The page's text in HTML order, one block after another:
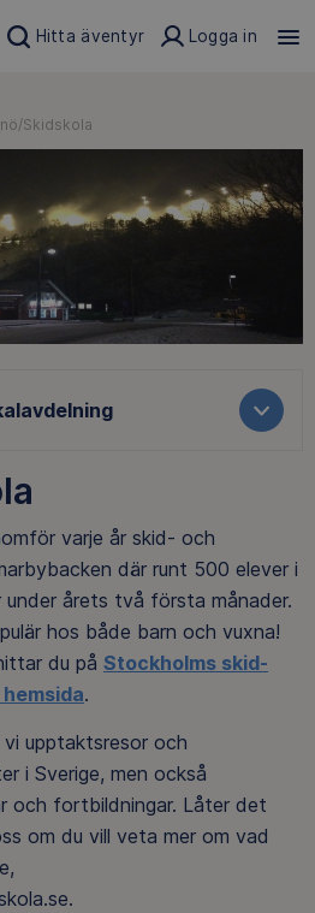
Hitta äventyr Logga in
Skidskola
varje år skid- och
där runt 500 elever i
under årets två första månader.
hos både barn och vuxna!
du på Stockholms skid-
.
vi upptaktsresor och
i Sverige, men också
och fortbildningar. Låter det
om du vill veta mer om vad